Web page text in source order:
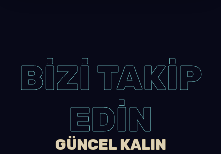
BİZİ TAKİP
EDİN
GÜNCEL KALIN